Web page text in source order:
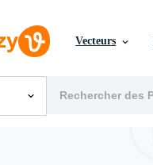
Vecteurs